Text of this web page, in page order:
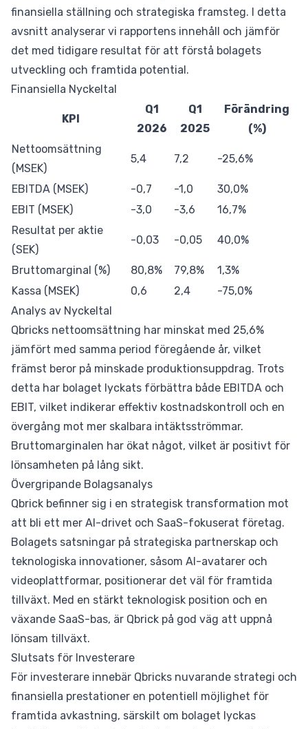
finansiella ställning och strategiska framsteg. I detta
avsnitt analyserar vi rapportens innehåll och jämför
det med tidigare resultat för att förstå bolagets
utveckling och framtida potential.
Finansiella Nyckeltal
KPI
Q1
2026
Q1
2025
Förändring
(%)
Nettoomsättning
(MSEK)
5,4 7,2 -25,6%
EBITDA (MSEK) -0,7 -1,0
30,0%
EBIT (MSEK)
-3,0 -3,6
16,7%
Resultat per aktie
(SEK)
-0,03 -0,05 40,0%
Bruttomarginal (%) 80,8% 79,8%
1,3%
Kassa (MSEK)
0,6 2,4
-75,0%
Analys av Nyckeltal
Qbricks nettoomsättning har minskat med 25,6%
jämfört med samma period föregående år, vilket
främst beror på minskade produktionsuppdrag. Trots
detta har bolaget lyckats förbättra både EBITDA och
EBIT, vilket indikerar effektiv kostnadskontroll och en
övergång mot mer skalbara intäktsströmmar.
Bruttomarginalen har ökat något, vilket är positivt för
lönsamheten på lång sikt.
Övergripande Bolagsanalys
Qbrick befinner sig i en strategisk transformation mot
att bli ett mer AI-drivet och SaaS-fokuserat företag.
Bolagets satsningar på strategiska partnerskap och
teknologiska innovationer, såsom AI-avatarer och
videoplattformar, positionerar det väl för framtida
tillväxt. Med en stärkt teknologisk position och en
växande SaaS-bas, är Qbrick på god väg att uppnå
lönsam tillväxt.
Slutsats för Investerare
För investerare innebär Qbricks nuvarande strategi och
finansiella prestationer en potentiell möjlighet för
framtida avkastning, särskilt om bolaget lyckas